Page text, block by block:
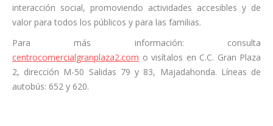
interacción social, promoviendo actividades accesibles y de
valor para todos los públicos y para las familias.
Para más información: consulta
centrocomercialgranplaza2.com o visítalos en C.C. Gran Plaza
2, dirección M-50 Salidas 79 y 83, Majadahonda. Líneas de
autobús: 652 y 620.